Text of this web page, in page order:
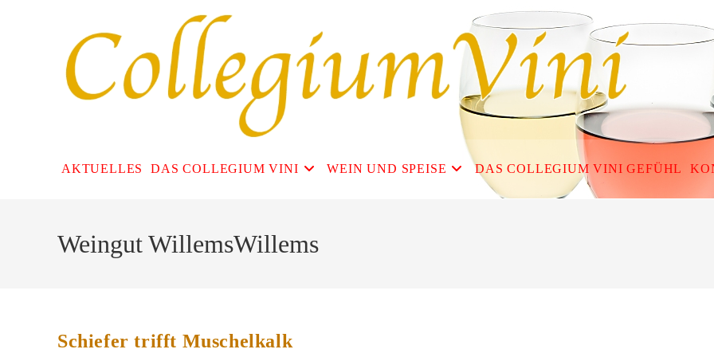
AKTUELLES DAS COLLEGIUM VINI WEIN UND SPEISE DAS COLLEGIUM VINI GEFÜHL
Weingut WillemsWillems
Schiefer trifft Muschelkalk